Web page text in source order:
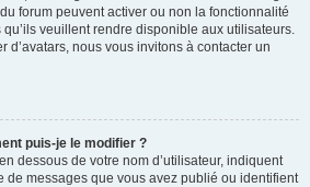
forum peuvent activer ou non la fonctionnalité
veuillent rendre disponible aux utilisateurs.
d’avatars, nous vous invitons à contacter un
puis-je le modifier ?
dessous de votre nom d’utilisateur, indiquent
de messages que vous avez publié ou identifient